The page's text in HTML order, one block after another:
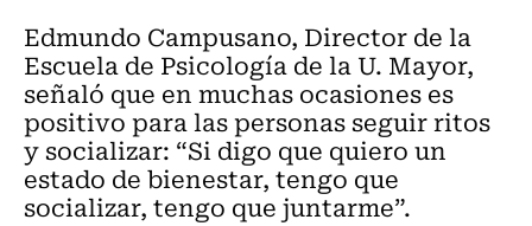
Edmundo Campusano, Director de la
Escuela de Psicología de la U. Mayor,
señaló que en muchas ocasiones es
positivo para las personas seguir ritos
y socializar: “Si digo que quiero un
estado de bienestar, tengo que
socializar, tengo que juntarme”.